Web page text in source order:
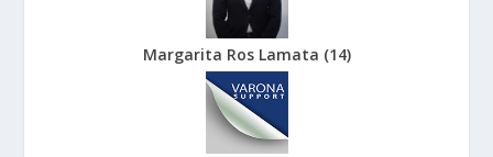
Margarita Ros Lamata (14)